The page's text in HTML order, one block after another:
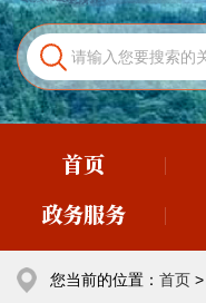
首页
政务服务
您当前的位置： 首页 >